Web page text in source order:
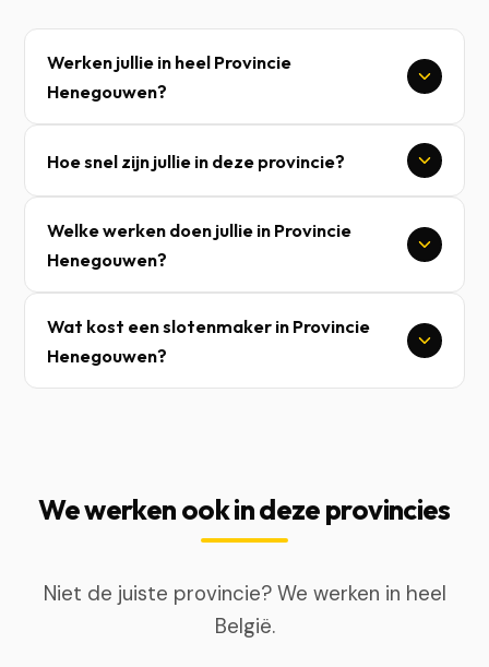
Werken jullie in heel Provincie
Henegouwen?
Hoe snel zijn jullie in deze provincie?
Welke werken doen jullie in Provincie
Henegouwen?
Wat kost een slotenmaker in Provincie
Henegouwen?
We werken ook in deze provincies
Niet de juiste provincie? We werken in heel
België.